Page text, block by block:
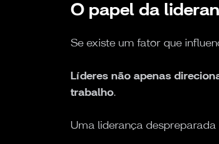
O papel da
Se existe um fator que
Líderes não apenas
trabalho.
Uma liderança despreparada